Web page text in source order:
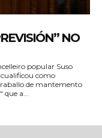
NO
popular Suso
cualificou como
de mantemento
que a...